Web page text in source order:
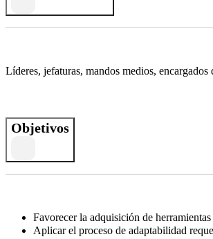
Líderes, jefaturas, mandos medios,
Objetivos
Favorecer la adquisición de
Aplicar el proceso de adaptabilidad